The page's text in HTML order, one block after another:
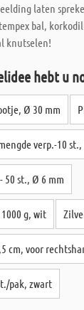
laten
bal,
knutselen!
hebt u
Ø 30 mm
verp.-10
50 st., Ø 6 mm
g, wit
cm, voor
pak, zwart